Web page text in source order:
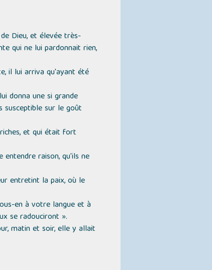
Dieu, et élevée très-
qui ne lui pardonnait rien,
il lui arriva qu'ayant été
donna une si grande
susceptible sur le goût
et qui était fort
raison, qu'ils ne
entretint la paix, où le
en à votre langue et à
se radouciront ».
matin et soir, elle y allait